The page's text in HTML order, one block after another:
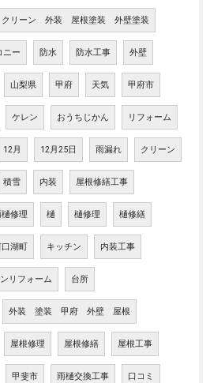
リーン 外装 屋根塗装 外壁塗装
ニー 防水 防水工事 外壁
山梨県 甲府 天気 甲府市
ケレン おうちじかん リフォーム
12月 12月25日 雨漏れ クリーン
積雪 内装 屋根修繕工事
樋修理 樋 樋修理 樋修繕
湖町 キッチン 内装工事
リフォーム 台所
外装 塗装 甲府 外壁 屋根
屋根修理 屋根修繕 屋根工事
甲斐市 雨樋交換工事 口コミ